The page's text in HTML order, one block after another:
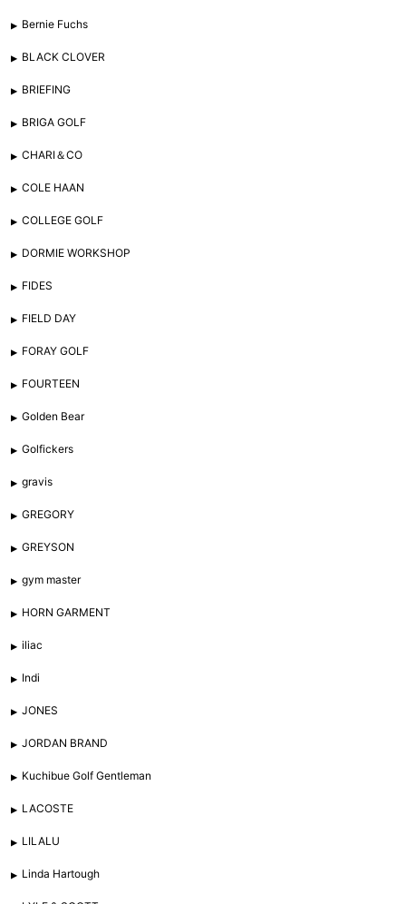
Bernie Fuchs
BLACK CLOVER
BRIEFING
BRIGA GOLF
CHARI＆CO
COLE HAAN
COLLEGE GOLF
DORMIE WORKSHOP
FIDES
FIELD DAY
FORAY GOLF
FOURTEEN
Golden Bear
Golfickers
gravis
GREGORY
GREYSON
gym master
HORN GARMENT
iliac
Indi
JONES
JORDAN BRAND
Kuchibue Golf Gentleman
LACOSTE
LILALU
Linda Hartough